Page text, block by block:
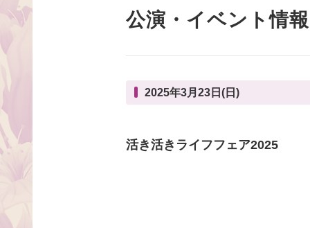
公演・イベント情報
2025年3月23日(日)
活き活きライフフェア2025